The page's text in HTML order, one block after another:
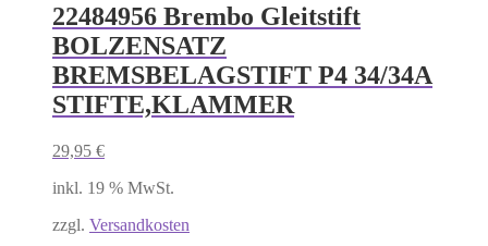
22484956 Brembo Gleitstift
BOLZENSATZ
BREMSBELAGSTIFT P4 34/34A
STIFTE,KLAMMER
29,95 €
inkl. 19 % MwSt.
zzgl. Versandkosten